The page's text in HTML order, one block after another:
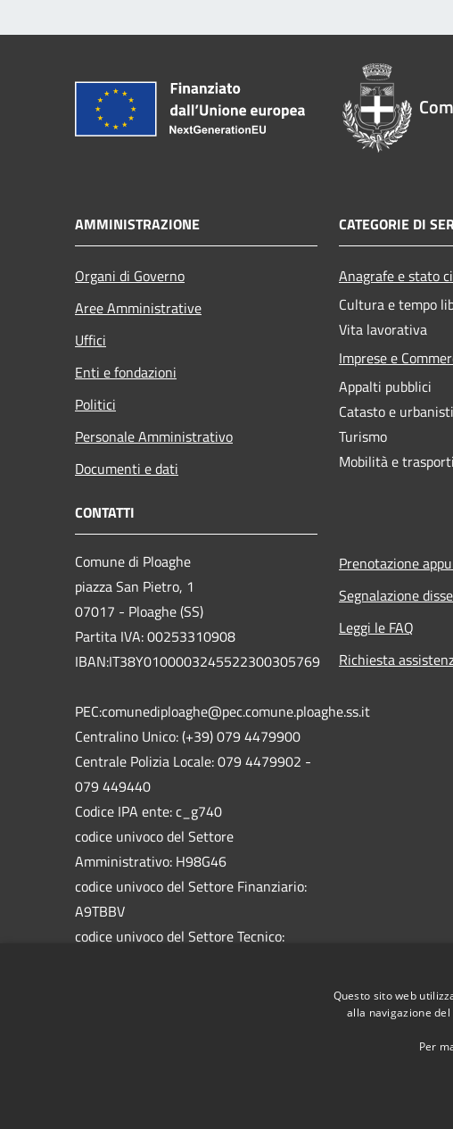
AMMINISTRAZIONE
Organi di Governo
Aree Amministrative
Uffici
Enti e fondazioni
Politici
Personale Amministrativo
Documenti e dati
CATEGORIE DI
Anagrafe e stato
Cultura e tempo
Vita lavorativa
Imprese e
Appalti pubblici
Catasto e
Turismo
Mobilità e trasporti
CONTATTI
Comune di Ploaghe
piazza San Pietro, 1
07017 - Ploaghe (SS)
Partita IVA: 00253310908
IBAN:IT38Y0100003245522300305769
PEC:comunediploaghe@pec.comune.ploaghe.ss.it
Centralino Unico: (+39) 079 4479900
Centrale Polizia Locale: 079 4479902 -
079 449440
Codice IPA ente: c_g740
codice univoco del Settore
Amministrativo: H98G46
codice univoco del Settore Finanziario:
A9TBBV
codice univoco del Settore Tecnico:
Prenotazione
Segnalazione
Leggi le FAQ
Richiesta
Questo sito web
alla navigazione
Per